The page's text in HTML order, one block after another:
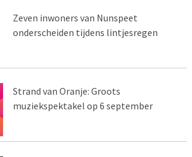
Zeven inwoners van Nunspeet
onderscheiden tijdens lintjesregen
Strand van Oranje: Groots
muziekspektakel op 6 september